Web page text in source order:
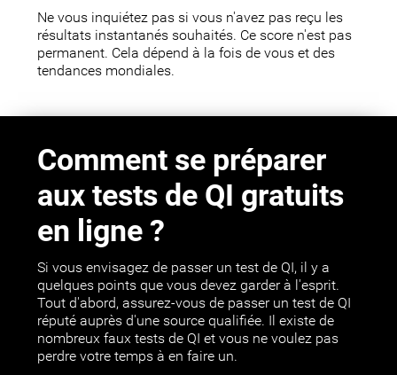
Ne vous inquiétez pas si vous n'avez pas reçu les
résultats instantanés souhaités. Ce score n'est pas
permanent. Cela dépend à la fois de vous et des
tendances mondiales.
Comment se préparer
aux tests de QI gratuits
en ligne ?
Si vous envisagez de passer un test de QI, il y a
quelques points que vous devez garder à l'esprit.
Tout d'abord, assurez-vous de passer un test de QI
réputé auprès d'une source qualifiée. Il existe de
nombreux faux tests de QI et vous ne voulez pas
perdre votre temps à en faire un.